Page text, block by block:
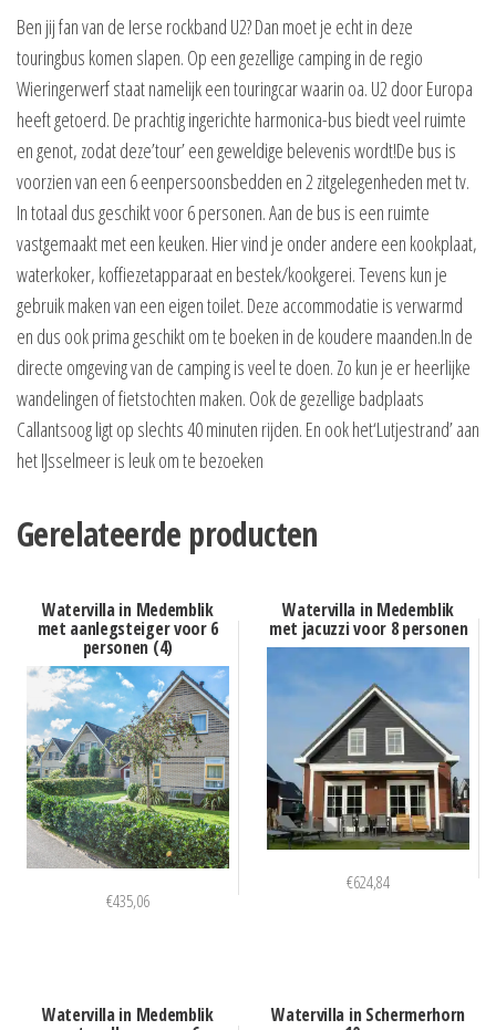
Ben jij fan van de Ierse rockband U2? Dan moet je echt in deze
touringbus komen slapen. Op een gezellige camping in de regio
Wieringerwerf staat namelijk een touringcar waarin oa. U2 door Europa
heeft getoerd. De prachtig ingerichte harmonica-bus biedt veel ruimte
en genot, zodat deze’tour’ een geweldige belevenis wordt!De bus is
voorzien van een 6 eenpersoonsbedden en 2 zitgelegenheden met tv.
In totaal dus geschikt voor 6 personen. Aan de bus is een ruimte
vastgemaakt met een keuken. Hier vind je onder andere een kookplaat,
waterkoker, koffiezetapparaat en bestek/kookgerei. Tevens kun je
gebruik maken van een eigen toilet. Deze accommodatie is verwarmd
en dus ook prima geschikt om te boeken in de koudere maanden.In de
directe omgeving van de camping is veel te doen. Zo kun je er heerlijke
wandelingen of fietstochten maken. Ook de gezellige badplaats
Callantsoog ligt op slechts 40 minuten rijden. En ook het‘Lutjestrand’ aan
het IJsselmeer is leuk om te bezoeken
Gerelateerde producten
Watervilla in Medemblik
met aanlegsteiger voor 6
personen (4)
€435,06
Watervilla in Medemblik
met jacuzzi voor 8 personen
€624,84
Watervilla in Medemblik Watervilla in Schermerhorn